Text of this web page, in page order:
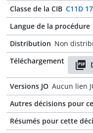
Classe de la CIB C11D
Langue de la procédure
Distribution Non
Téléchargement
Versions JO Aucun lien
Autres décisions pour
Résumés pour cette